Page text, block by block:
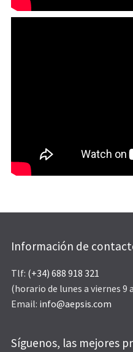
Información de
Tlf: (+34) 688 918 321
(horario de lunes a viernes 9
Email: info@aepsis.com
Síguenos, las mejores